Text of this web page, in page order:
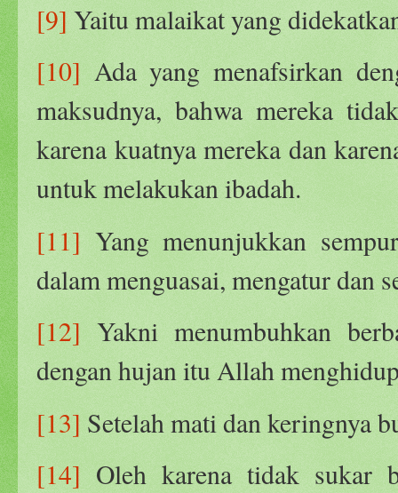
[9] Yaitu malaikat yang
[10] Ada yang menafsirkan
maksudnya, bahwa mereka
karena kuatnya mereka dan
untuk melakukan ibadah.
[11] Yang menunjukkan
dalam menguasai, mengatur dan
[12] Yakni menumbuhkan
dengan hujan itu Allah
[13] Setelah mati dan keringnya
[14] Oleh karena tidak sukar